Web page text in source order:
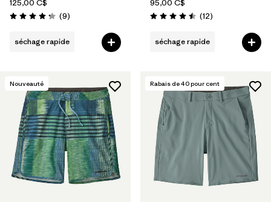
125,00 C$
Évaluation: 4.2 / 5
(9Avis
)
séchage rapide
95,00 C$
Évaluation: 4.5 / 5
(12Avis
)
séchage rapide
Nouveauté Rabais de40pour cent